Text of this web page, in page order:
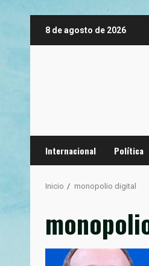
8 de agosto de 2026
Internacional Política
Inicio monopolio digital